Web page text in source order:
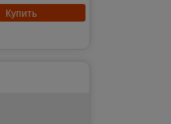
Купить